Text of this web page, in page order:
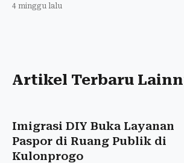
4 minggu lalu
Artikel Terbaru
Imigrasi DIY Buka Layanan
Paspor di Ruang Publik di
Kulonprogo